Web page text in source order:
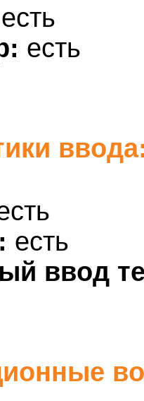
есть
есть
есть
ввод